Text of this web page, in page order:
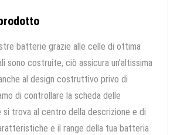
batterie grazie alle celle di ottima
sono costruite, ciò assicura un’altissima
al design costruttivo privo di
di controllare la scheda delle
trova al centro della descrizione e di
e il range della tua batteria